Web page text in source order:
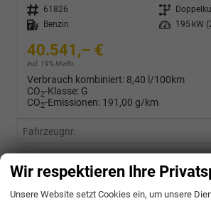
Fahrzeugnr. 61826 Getriebe
Kraftstoff
Benzin Leistung 195 kW
40.541,– €
incl. 19% MwSt.
Verbrauch kombiniert: 8,40 l/100km
CO2-Klasse: G
CO2-Emissionen: 191,00 g/km
Fahrzeugnr.
4,9
Wir respektieren Ihre
Unsere Website setzt Cookies ein, um unsere